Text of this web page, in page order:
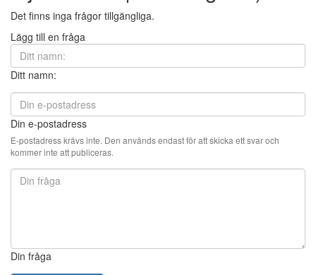
Det finns inga frågor tillgängliga.
Lägg till en fråga
Ditt namn:
Din e-postadress
E-postadress krävs inte. Den används endast för att skicka ett svar och
kommer inte att publiceras.
Din fråga